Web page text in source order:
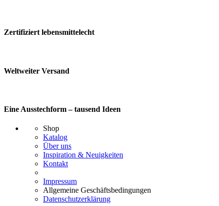
Zertifiziert lebensmittelecht
Weltweiter Versand
Eine Ausstechform – tausend Ideen
Shop
Katalog
Über uns
Inspiration & Neuigkeiten
Kontakt
Impressum
Allgemeine Geschäftsbedingungen
Datenschutzerklärung